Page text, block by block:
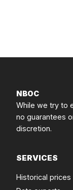
NBOC
While we try to
no guarantees
discretion.
SERVICES
Historical prices